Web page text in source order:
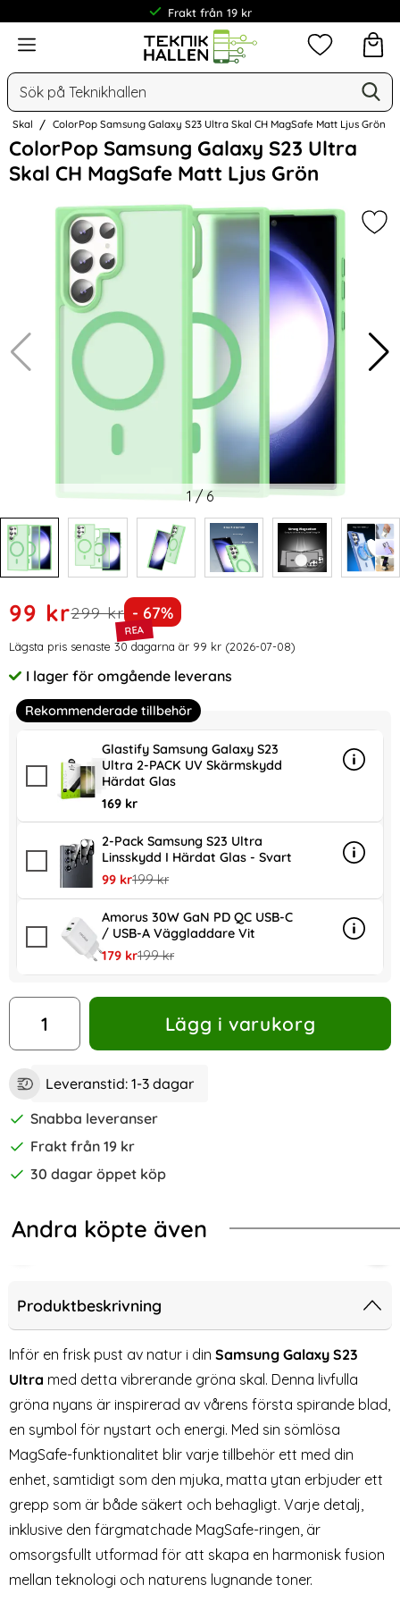
Frakt från 19 kr
Meny
Sök
Mina
Skal ColorPop Samsung Galaxy S23 Ultra Skal CH MagSafe Matt Ljus Grön
ColorPop Samsung Galaxy S23 Ultra
Skal CH MagSafe Matt Ljus Grön
Hoppa
över
Bilder
1/6
Handla denna produkt ColorPop Samsung Galaxy S23
rea pris
99 krtidigare pris
299 kr Priset är nedsatt med
- 67%
Prishistorik
Lägsta pris senaste 30 dagarna är 99 kr (2026-07-08)
Tillgänglighet:
I lager för omgående leverans
Rekommenderade tillbehör
Glastify Samsung Galaxy S23
Ultra 2-PACK UV Skärmskydd
Härdat Glas
169 kr
Info
mer
2-Pack Samsung S23 Ultra
Linsskydd I Härdat Glas - Svart
rea pris
99 krtidigare pris
199 kr
Info
mer
Amorus 30W GaN PD QC USB-C
/ USB-A Väggladdare Vit
rea pris
179 krtidigare pris
199 kr
Info
mer
antal
Lägg i varukorg
Leveranstid: 1-3 dagar
Snabba leveranser
Frakt från 19 kr
30 dagar öppet köp
Andra köpte även
CH MagSafe Matt Ljus Lila
Plånbok Brun
Galaxy S23 Ultra Skal Med Magnetisk Plånbok Brun
S23 Ultra Skal CH MagSafe
Matt Röd
Art. nr 225376
rea pris
179 kr tidigare pris
299 kr
Lagervara
Köp
Samsung Galaxy S23 Ultra Skal CH MagSafe Matt Röd
ColorPop Samsung Galaxy S23
S22 Ultra Skal CH MagSafe
Matt Mörk Blå
Art. nr 225366
rea pris
119 kr
Tillgänglighet:
Lagervara
ColorPop Samsung Galaxy S22 Ultra
Produktbeskrivning
Inför en frisk pust av natur i din Samsung Galaxy S23
Ultra med detta vibrerande gröna skal. Denna livfulla
gröna nyans är inspirerad av vårens första spirande blad,
en symbol för nystart och energi. Med sin sömlösa
MagSafe-funktionalitet blir varje tillbehör ett med din
enhet, samtidigt som den mjuka, matta ytan erbjuder ett
grepp som är både säkert och behagligt. Varje detalj,
inklusive den färgmatchade MagSafe-ringen, är
omsorgsfullt utformad för att skapa en harmonisk fusion
mellan teknologi och naturens lugnande toner.